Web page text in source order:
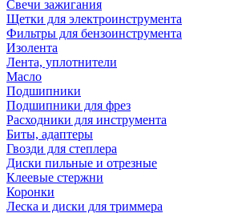
Свечи зажигания
Щетки для электроинструмента
Фильтры для бензоинструмента
Изолента
Лента, уплотнители
Масло
Подшипники
Подшипники для фрез
Расходники для инструмента
Биты, адаптеры
Гвозди для степлера
Диски пильные и отрезные
Клеевые стержни
Коронки
Леска и диски для триммера